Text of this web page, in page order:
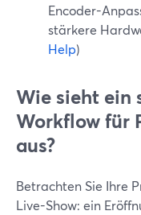
Encoder-
stärkere
Help)
Wie sieht ein
Workflow für
aus?
Betrachten Sie Ihre
Live-Show: ein